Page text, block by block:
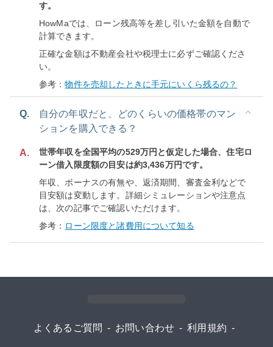
す。
HowMaでは、ローン残高等を差し引いた金額を自動で
計算できます。
正確な金額は不動産会社や税理士に必ずご確認くださ
い。
参考：物件を売却したときに手元にいくら残るの？
Q.
自分の年収だと、どのくらいの価格帯のマン
ションを購入できる？
A.
世帯年収を全国平均の529万円と仮定した場合、住宅ロ
ーン借入限度額の目安は約3,436万円です。
年収、ボーナスの有無や、返済期間、審査金利などで
目安額は変動します。詳細シミュレーションや注意点
は、次の記事でご確認いただけます。
参考： ローン限度と諸費用について知る
よくあるご質問 - お問い合わせ - 利用規約 -